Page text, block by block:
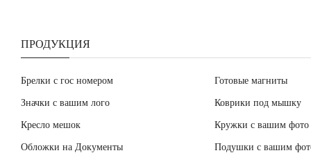
ПРОДУКЦИЯ
Брелки с гос номером Готовые магниты
Значки с вашим лого Коврики под мышку
Кресло мешок Кружки с вашим фото
Обложки на Документы Подушки с вашим